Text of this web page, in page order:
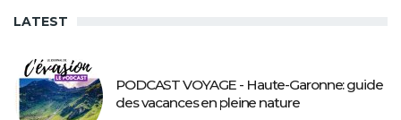
LATEST
PODCAST VOYAGE - Haute-Garonne: guide
des vacances en pleine nature